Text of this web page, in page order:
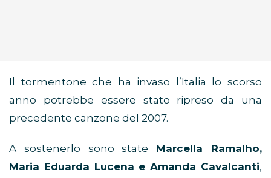
Il tormentone che ha invaso l’Italia lo scorso
anno potrebbe essere stato ripreso da una
precedente canzone del 2007.
A sostenerlo sono state Marcella Ramalho,
Maria Eduarda Lucena e Amanda Cavalcanti,